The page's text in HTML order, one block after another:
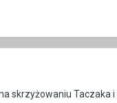
skrzyżowaniu Taczaka i